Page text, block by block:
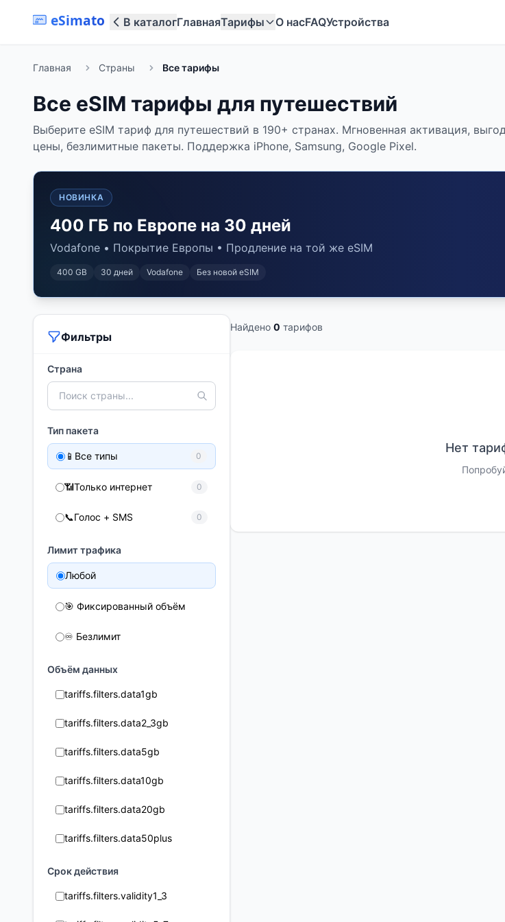
eSimato В каталогГлавнаяТарифы О насFAQУстройства
Главная Страны Все тарифы
Все eSIM тарифы для путешествий
Выберите eSIM тариф для путешествий в 190+ странах. Мгновенная активация,
цены, безлимитные пакеты. Поддержка iPhone, Samsung, Google Pixel.
НОВИНКА
400 ГБ по Европе на 30 дней
Vodafone • Покрытие Европы • Продление на той же eSIM
400 GB 30 дней Vodafone Без новой eSIM
Фильтры
Страна
Тип пакета
📱 Все типы 0
📶Только интернет 0
📞Голос + SMS 0
Лимит трафика
Любой
🎯 Фиксированный объём
♾️ Безлимит
Объём данных
tariffs.filters.data1gb
tariffs.filters.data2_3gb
tariffs.filters.data5gb
tariffs.filters.data10gb
tariffs.filters.data20gb
tariffs.filters.data50plus
Срок действия
tariffs.filters.validity1_3
Найдено 0 тарифов
Нет